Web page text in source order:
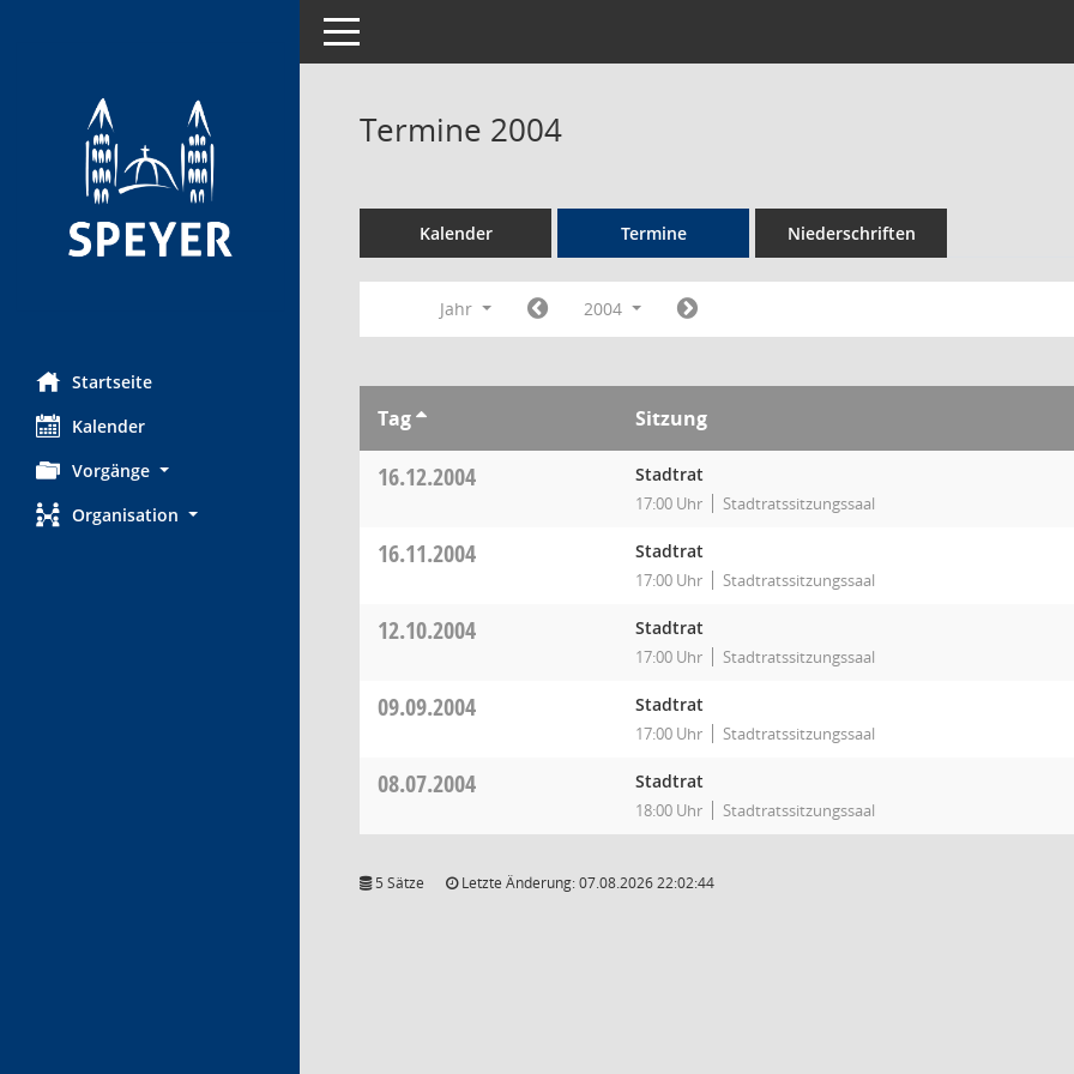
Startseite
Kalender
Vorgänge
Organisation
Toggle navigation
Termine 2004
Kalender Termine Niederschriften
Jahr 2004
Tag Sitzung
16.12.2004 Stadtrat
17:00 Uhr Stadtratssitzungssaal
16.11.2004 Stadtrat
17:00 Uhr Stadtratssitzungssaal
12.10.2004 Stadtrat
17:00 Uhr Stadtratssitzungssaal
09.09.2004 Stadtrat
17:00 Uhr Stadtratssitzungssaal
08.07.2004 Stadtrat
18:00 Uhr Stadtratssitzungssaal
5 Sätze Letzte Änderung: 07.08.2026 22:02:44